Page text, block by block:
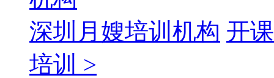
深圳月嫂培训机构 开
培训 >